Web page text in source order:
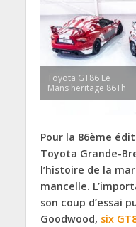
Toyota GT86 Le
Mans heritage 86Th
Pour la 86ème
Toyota Grande-
l’histoire de la
mancelle.
son coup d’essai
Goodwood, six